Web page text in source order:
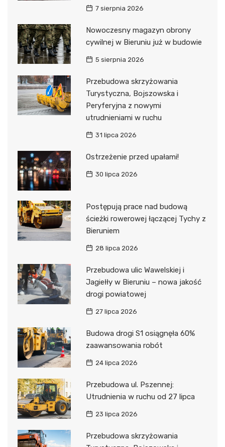
7 sierpnia 2026
Nowoczesny magazyn obrony
cywilnej w Bieruniu już w budowie
5 sierpnia 2026
Przebudowa skrzyżowania
Turystyczna, Bojszowska i
Peryferyjna z nowymi
utrudnieniami w ruchu
31 lipca 2026
Ostrzeżenie przed upałami!
30 lipca 2026
Postępują prace nad budową
ścieżki rowerowej łączącej Tychy z
Bieruniem
28 lipca 2026
Przebudowa ulic Wawelskiej i
Jagiełły w Bieruniu – nowa jakość
drogi powiatowej
27 lipca 2026
Budowa drogi S1 osiągnęła 60%
zaawansowania robót
24 lipca 2026
Przebudowa ul. Pszennej:
Utrudnienia w ruchu od 27 lipca
23 lipca 2026
Przebudowa skrzyżowania